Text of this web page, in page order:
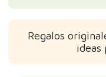
Regalos
ideas